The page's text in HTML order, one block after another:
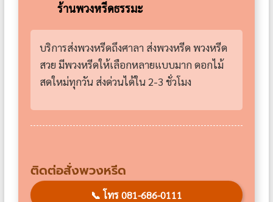
ร้านพวงหรีดธรรมะ
บริการส่งพวงหรีดถึงศาลา ส่งพวงหรีด พวงหรีด
สวย มีพวงหรีดให้เลือกหลายแบบมาก ดอกไม้
สดใหม่ทุกวัน ส่งด่วนได้ใน 2-3 ชั่วโมง
ติดต่อสั่งพวงหรีด
📞 โทร 081-686-0111